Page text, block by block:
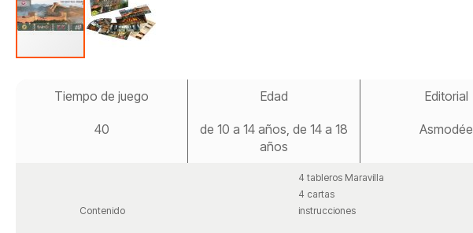
comienzoTiempo de juego
40
Edad
de 10 a 14 años, de 14 a 18
años
Editorial
Asmodée
Contenido
4 tableros Maravilla
4 cartas
instrucciones